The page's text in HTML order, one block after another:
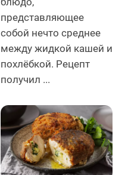
представляющее
собой нечто среднее
между жидкой кашей и
похлёбкой. Рецепт
получил ...